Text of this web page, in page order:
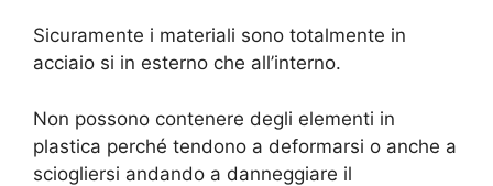
Sicuramente i materiali sono totalmente in
acciaio si in esterno che all’interno.
Non possono contenere degli elementi in
plastica perché tendono a deformarsi o anche a
sciogliersi andando a danneggiare il